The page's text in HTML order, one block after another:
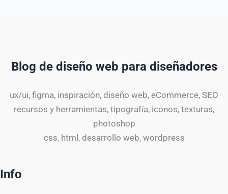
Blog de diseño web para diseñadores
ux/ui, figma, inspiración, diseño web, eCommerce, SEO
recursos y herramientas, tipografía, iconos, texturas,
photoshop
css, html, desarrollo web, wordpress
Info